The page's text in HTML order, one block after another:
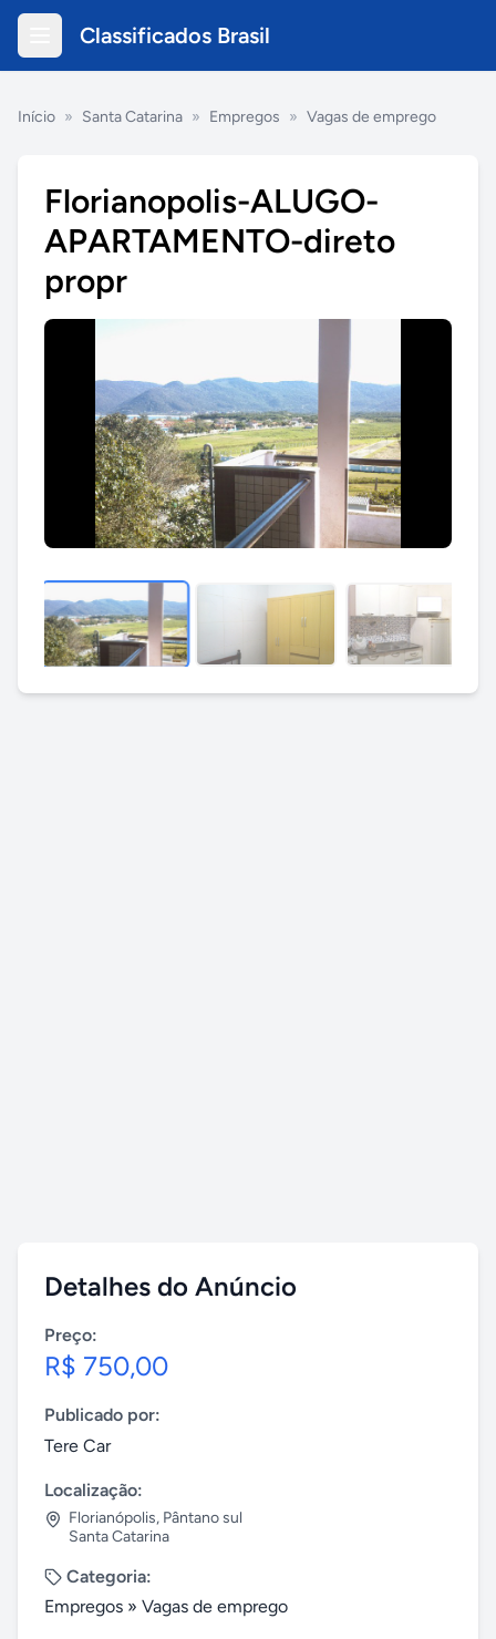
Classificados Brasil
Início » Santa Catarina » Empregos » Vagas de emprego
Florianopolis-ALUGO-
APARTAMENTO-direto
propr
Detalhes do Anúncio
Preço:
R$ 750,00
Publicado por:
Tere Car
Localização:
Florianópolis, Pântano sul
Santa Catarina
Categoria:
Empregos » Vagas de emprego